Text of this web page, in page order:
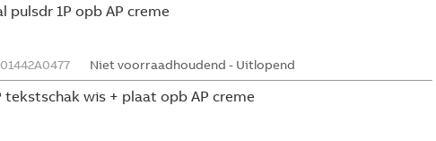
pulsdr 1P opb AP creme
Niet voorraadhoudend - Uitlopend
tekstschak wis + plaat opb AP creme